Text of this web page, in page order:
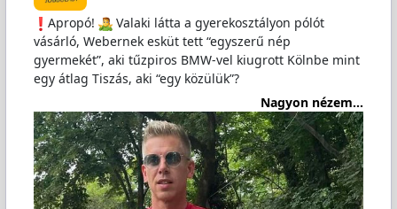
️Apropó!
️ Valaki látta a gyerekosztályon pólót
vásárló, Webernek esküt tett “egyszerű nép
gyermekét”, aki tűzpiros BMW-vel kiugrott Kölnbe mint
egy átlag Tiszás, aki “egy közülük”?
Nagyon nézem...